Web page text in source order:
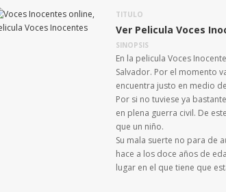
TITULO
Ver Pelicula Voces
SINOPSIS
En la pelicula Voces
Salvador. Por el momento
encuentra justo en medio
Por si no tuviese ya
en plena guerra civil. De
que un niño.
Su mala suerte no para de
hace a los doce años de
lugar en el que tiene que